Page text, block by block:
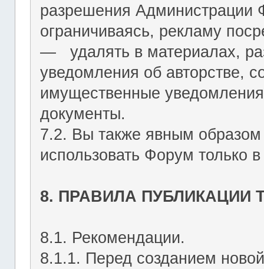
разрешения Администрации
ограничиваясь, рекламу
― удалять в материалах,
уведомления об авторстве,
имущественные
документы.
7.2. Вы также явным образом
использовать Форум только
8. ПРАВИЛА
8.1. Рекомендации.
8.1.1. Перед созданием